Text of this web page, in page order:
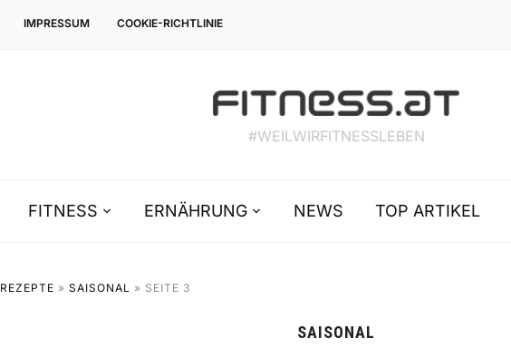
IMPRESSUM COOKIE-RICHTLINIE
#WEILWIRFITNESSLEBEN
FITNESS ERNÄHRUNG NEWS TOP ARTIKEL
REZEPTE » SAISONAL » SEITE 3
SAISONAL